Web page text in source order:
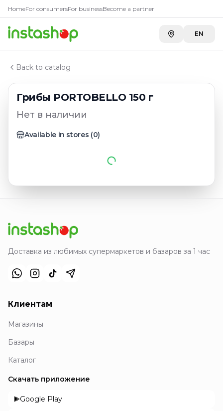
HomeFor consumersFor businessBecome a partner
EN
Back to catalog
Грибы PORTОBELLO 150 г
Нет в наличии
Available in stores (0)
Главная
Каталог
Грибы
Грибы PORTОBELLO 150 г
Доставка из любимых супермаркетов и базаров за 1 час
Клиентам
Магазины
Базары
Каталог
Скачать приложение
Google Play